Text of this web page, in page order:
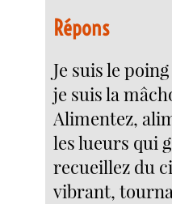
Répons
Je suis le
je suis la
Alimentez,
les lueurs qui
recueillez du
vibrant,